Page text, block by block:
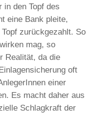
in den Topf des
eine Bank pleite,
zurückgezahlt. So
mag, so
Realität, da die
oft
einer
Es macht daher aus
Schlagkraft der